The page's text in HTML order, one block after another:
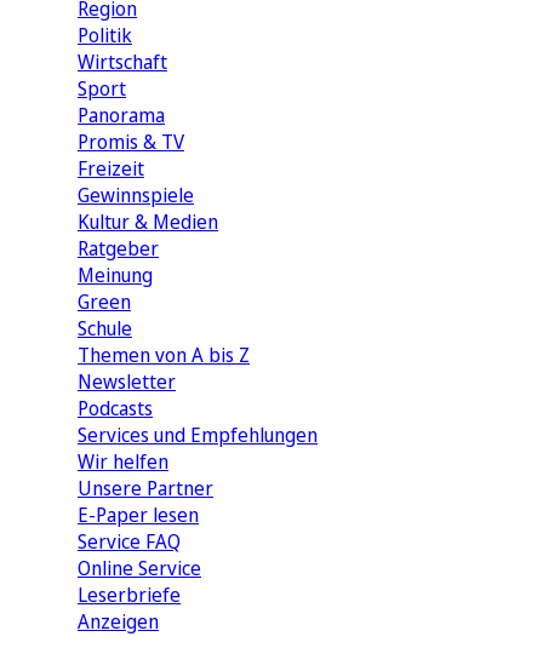
Region
Politik
Wirtschaft
Sport
Panorama
Promis & TV
Freizeit
Gewinnspiele
Kultur & Medien
Ratgeber
Meinung
Green
Schule
Themen von A bis Z
Newsletter
Podcasts
Services und Empfehlungen
Wir helfen
Unsere Partner
E-Paper lesen
Service FAQ
Online Service
Leserbriefe
Anzeigen